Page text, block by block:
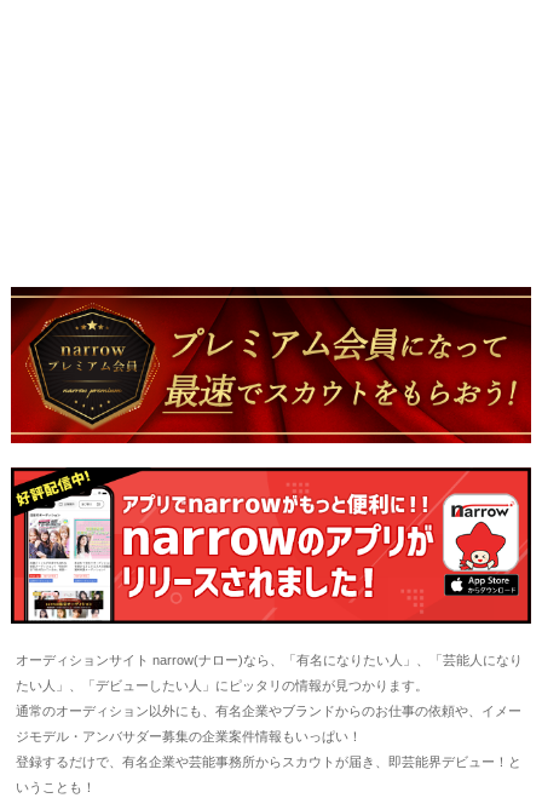
オーディションサイト narrow(ナロー)なら、「有名になりたい人」、「芸能人になり
たい人」、「デビューしたい人」にピッタリの情報が見つかります。
通常のオーディション以外にも、有名企業やブランドからのお仕事の依頼や、イメー
ジモデル・アンバサダー募集の企業案件情報もいっぱい！
登録するだけで、有名企業や芸能事務所からスカウトが届き、即芸能界デビュー！と
いうことも！